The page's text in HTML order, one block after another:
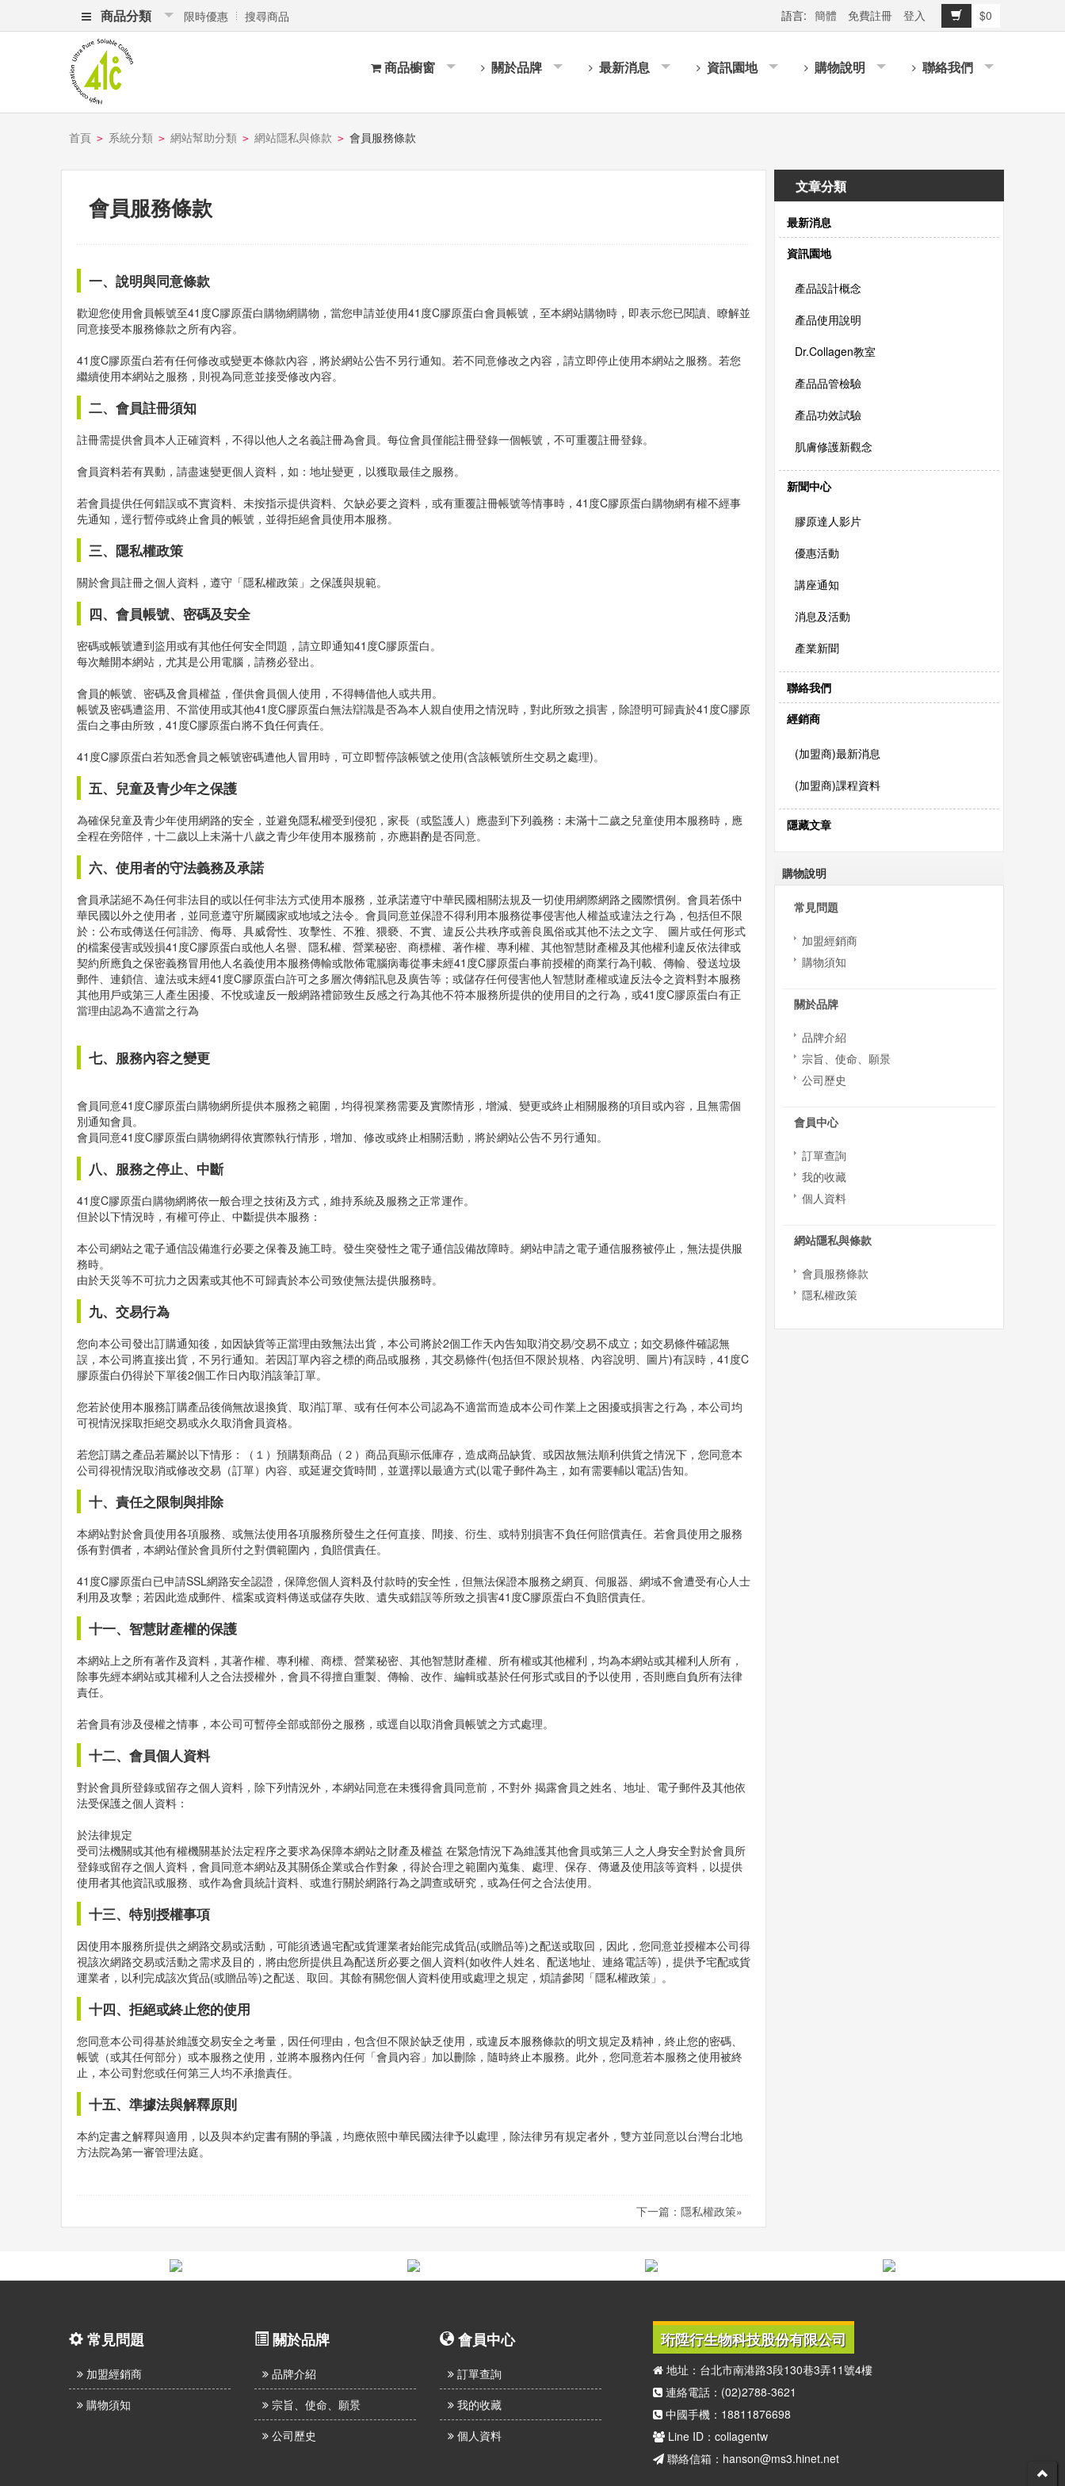
商品分類 限時優惠 搜尋商品 語言: 簡體 免費註冊 登入 $0
商品櫥窗 關於品牌 最新消息 資訊園地 購物說明 聯絡我們
首頁 > 系統分類 > 網站幫助分類 > 網站隱私與條款 > 會員服務條款
會員服務條款
一、說明與同意條款
歡迎您使用會員帳號至41度C膠原蛋白購物網購物，當您申請並使用41度C膠原蛋白會員帳號，至本網站購物時，即表示您已閱讀、瞭解並
同意接受本服務條款之所有內容。
41度C膠原蛋白若有任何修改或變更本條款內容，將於網站公告不另行通知。若不同意修改之內容，請立即停止使用本網站之服務。若您
繼續使用本網站之服務，則視為同意並接受修改內容。
二、會員註冊須知
註冊需提供會員本人正確資料，不得以他人之名義註冊為會員。每位會員僅能註冊登錄一個帳號，不可重覆註冊登錄。
會員資料若有異動，請盡速變更個人資料，如：地址變更，以獲取最佳之服務。
若會員提供任何錯誤或不實資料、未按指示提供資料、欠缺必要之資料，或有重覆註冊帳號等情事時，41度C膠原蛋白購物網有權不經事
先通知，逕行暫停或終止會員的帳號，並得拒絕會員使用本服務。
三、隱私權政策
關於會員註冊之個人資料，遵守「隱私權政策」之保護與規範。
四、會員帳號、密碼及安全
密碼或帳號遭到盜用或有其他任何安全問題，請立即通知41度C膠原蛋白。
每次離開本網站，尤其是公用電腦，請務必登出。
會員的帳號、密碼及會員權益，僅供會員個人使用，不得轉借他人或共用。
帳號及密碼遭盜用、不當使用或其他41度C膠原蛋白無法辯識是否為本人親自使用之情況時，對此所致之損害，除證明可歸責於41度C膠原
蛋白之事由所致，41度C膠原蛋白將不負任何責任。
41度C膠原蛋白若知悉會員之帳號密碼遭他人冒用時，可立即暫停該帳號之使用(含該帳號所生交易之處理)。
五、兒童及青少年之保護
為確保兒童及青少年使用網路的安全，並避免隱私權受到侵犯，家長（或監護人）應盡到下列義務：未滿十二歲之兒童使用本服務時，應
全程在旁陪伴，十二歲以上未滿十八歲之青少年使用本服務前，亦應斟酌是否同意。
六、使用者的守法義務及承諾
會員承諾絕不為任何非法目的或以任何非法方式使用本服務，並承諾遵守中華民國相關法規及一切使用網際網路之國際慣例。會員若係中
華民國以外之使用者，並同意遵守所屬國家或地域之法令。會員同意並保證不得利用本服務從事侵害他人權益或違法之行為，包括但不限
於：公布或傳送任何誹謗、侮辱、具威脅性、攻擊性、不雅、猥褻、不實、違反公共秩序或善良風俗或其他不法之文字、 圖片或任何形式
的檔案侵害或毀損41度C膠原蛋白或他人名譽、隱私權、營業秘密、商標權、著作權、專利權、其他智慧財產權及其他權利違反依法律或
契約所應負之保密義務冒用他人名義使用本服務傳輸或散佈電腦病毒從事未經41度C膠原蛋白事前授權的商業行為刊載、傳輸、發送垃圾
郵件、連鎖信、違法或未經41度C膠原蛋白許可之多層次傳銷訊息及廣告等；或儲存任何侵害他人智慧財產權或違反法令之資料對本服務
其他用戶或第三人產生困擾、不悅或違反一般網路禮節致生反感之行為其他不符本服務所提供的使用目的之行為，或41度C膠原蛋白有正
當理由認為不適當之行為
七、服務內容之變更
會員同意41度C膠原蛋白購物網所提供本服務之範圍，均得視業務需要及實際情形，增減、變更或終止相關服務的項目或內容，且無需個
別通知會員。
會員同意41度C膠原蛋白購物網得依實際執行情形，增加、修改或終止相關活動，將於網站公告不另行通知。
八、服務之停止、中斷
41度C膠原蛋白購物網將依一般合理之技術及方式，維持系統及服務之正常運作。
但於以下情況時，有權可停止、中斷提供本服務：
本公司網站之電子通信設備進行必要之保養及施工時。發生突發性之電子通信設備故障時。網站申請之電子通信服務被停止，無法提供服
務時。
由於天災等不可抗力之因素或其他不可歸責於本公司致使無法提供服務時。
九、交易行為
您向本公司發出訂購通知後，如因缺貨等正當理由致無法出貨，本公司將於2個工作天內告知取消交易/交易不成立；如交易條件確認無
誤，本公司將直接出貨，不另行通知。若因訂單內容之標的商品或服務，其交易條件(包括但不限於規格、內容說明、圖片)有誤時，41度C
膠原蛋白仍得於下單後2個工作日內取消該筆訂單。
您若於使用本服務訂購產品後倘無故退換貨、取消訂單、或有任何本公司認為不適當而造成本公司作業上之困擾或損害之行為，本公司均
可視情況採取拒絕交易或永久取消會員資格。
若您訂購之產品若屬於以下情形：（１）預購類商品（２）商品頁顯示低庫存，造成商品缺貨、或因故無法順利供貨之情況下，您同意本
公司得視情況取消或修改交易（訂單）內容、或延遲交貨時間，並選擇以最適方式(以電子郵件為主，如有需要輔以電話)告知。
十、責任之限制與排除
本網站對於會員使用各項服務、或無法使用各項服務所發生之任何直接、間接、衍生、或特別損害不負任何賠償責任。若會員使用之服務
係有對價者，本網站僅於會員所付之對價範圍內，負賠償責任。
41度C膠原蛋白已申請SSL網路安全認證，保障您個人資料及付款時的安全性，但無法保證本服務之網頁、伺服器、網域不會遭受有心人士
利用及攻擊；若因此造成郵件、檔案或資料傳送或儲存失敗、遺失或錯誤等所致之損害41度C膠原蛋白不負賠償責任。
十一、智慧財產權的保護
本網站上之所有著作及資料，其著作權、專利權、商標、營業秘密、其他智慧財產權、所有權或其他權利，均為本網站或其權利人所有，
除事先經本網站或其權利人之合法授權外，會員不得擅自重製、傳輸、改作、編輯或基於任何形式或目的予以使用，否則應自負所有法律
責任。
若會員有涉及侵權之情事，本公司可暫停全部或部份之服務，或逕自以取消會員帳號之方式處理。
十二、會員個人資料
對於會員所登錄或留存之個人資料，除下列情況外，本網站同意在未獲得會員同意前，不對外 揭露會員之姓名、地址、電子郵件及其他依
法受保護之個人資料：
於法律規定
受司法機關或其他有權機關基於法定程序之要求為保障本網站之財產及權益 在緊急情況下為維護其他會員或第三人之人身安全對於會員所
登錄或留存之個人資料，會員同意本網站及其關係企業或合作對象，得於合理之範圍內蒐集、處理、保存、傳遞及使用該等資料，以提供
使用者其他資訊或服務、或作為會員統計資料、或進行關於網路行為之調查或研究，或為任何之合法使用。
十三、特別授權事項
因使用本服務所提供之網路交易或活動，可能須透過宅配或貨運業者始能完成貨品(或贈品等)之配送或取回，因此，您同意並授權本公司得
視該次網路交易或活動之需求及目的，將由您所提供且為配送所必要之個人資料(如收件人姓名、配送地址、連絡電話等)，提供予宅配或貨
運業者，以利完成該次貨品(或贈品等)之配送、取回。其餘有關您個人資料使用或處理之規定，煩請參閱「隱私權政策」。
十四、拒絕或終止您的使用
您同意本公司得基於維護交易安全之考量，因任何理由，包含但不限於缺乏使用，或違反本服務條款的明文規定及精神，終止您的密碼、
帳號（或其任何部分）或本服務之使用，並將本服務內任何「會員內容」加以刪除，隨時終止本服務。此外，您同意若本服務之使用被終
止，本公司對您或任何第三人均不承擔責任。
十五、準據法與解釋原則
本約定書之解釋與適用，以及與本約定書有關的爭議，均應依照中華民國法律予以處理，除法律另有規定者外，雙方並同意以台灣台北地
方法院為第一審管理法庭。
下一篇：隱私權政策»
文章分類
最新消息
資訊園地
產品設計概念
產品使用說明
Dr.Collagen教室
產品品管檢驗
產品功效試驗
肌膚修護新觀念
新聞中心
膠原達人影片
優惠活動
講座通知
消息及活動
產業新聞
聯絡我們
經銷商
(加盟商)最新消息
(加盟商)課程資料
隱藏文章
購物說明
常見問題
加盟經銷商
購物須知
關於品牌
品牌介紹
宗旨、使命、願景
公司歷史
會員中心
訂單查詢
我的收藏
個人資料
網站隱私與條款
會員服務條款
隱私權政策
常見問題
加盟經銷商
購物須知
關於品牌
品牌介紹
宗旨、使命、願景
公司歷史
會員中心
訂單查詢
我的收藏
個人資料
珩陞行生物科技股份有限公司
地址：台北市南港路3段130巷3弄11號4樓
連絡電話：(02)2788-3621
中國手機：18811876698
Line ID：collagentw
聯絡信箱：hanson@ms3.hinet.net